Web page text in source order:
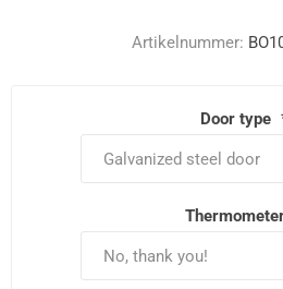
Artikelnummer:
Door type